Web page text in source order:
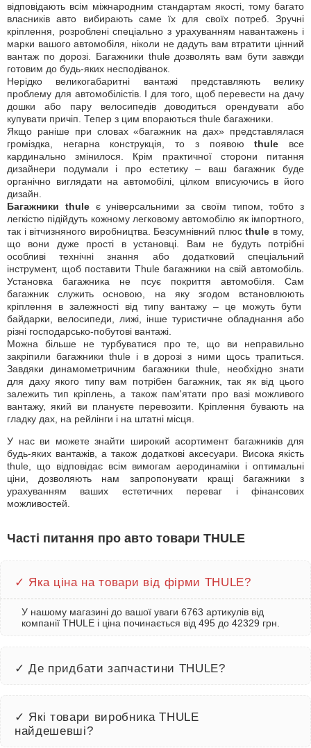
відповідають всім міжнародним стандартам якості, тому багато
власників авто вибирають саме їх для своїх потреб. Зручні
кріплення, розроблені спеціально з урахуванням навантажень і
марки вашого автомобіля, ніколи не дадуть вам втратити цінний
вантаж по дорозі. Багажники thule дозволять вам бути завжди
готовим до будь-яких несподіванок.
Нерідко великогабаритні вантажі представляють велику
проблему для автомобілістів. І для того, щоб перевести на дачу
дошки або пару велосипедів доводиться орендувати або
купувати причіп. Тепер з цим впораються thule багажники.
Якщо раніше при словах «багажник на дах» представлялася
громіздка, негарна конструкція, то з появоюthule все
кардинально змінилося. Крім практичної сторони питання
дизайнери подумали і про естетику – ваш багажник буде
органічно виглядати на автомобілі, цілком вписуючись в його
дизайн.
Багажники thule є універсальними за своїм типом, тобто з
легкістю підійдуть кожному легковому автомобілю як імпортного,
так і вітчизняного виробництва. Безсумнівний плюс thule в тому,
що вони дуже прості в установці. Вам не будуть потрібні
особливі технічні знання або додатковий спеціальний
інструмент, щоб поставити Thule багажники на свій автомобіль.
Установка багажника не псує покриття автомобіля. Сам
багажник служить основою, на яку згодом встановлюють
кріплення в залежності від типу вантажу – це можуть бути
байдарки, велосипеди, лижі, інше туристичне обладнання або
різні господарсько-побутові вантажі.
Можна більше не турбуватися про те, що ви неправильно
закріпили багажники thule і в дорозі з ними щось трапиться.
Завдяки динамометричним багажники thule, необхідно знати
для даху якого типу вам потрібен багажник, так як від цього
залежить тип кріплень, а також пам'ятати про вазі можливого
вантажу, який ви плануєте перевозити. Кріплення бувають на
гладку дах, на рейлінги і на штатні місця.
У нас ви можете знайти широкий асортимент багажників для
будь-яких вантажів, а також додаткові аксесуари. Висока якість
thule, що відповідає всім вимогам аеродинаміки і оптимальні
ціни, дозволяють нам запропонувати кращі багажники з
урахуванням ваших естетичних переваг і фінансових
можливостей.
Часті питання про авто товари THULE
✓ Яка ціна на товари від фірми THULE?
У нашому магазині до вашої уваги 6763 артикулів від
компанії THULE і ціна починається від 495 до 42329 грн.
✓ Де придбати запчастини THULE?
✓ Які товари виробника THULE
найдешевші?